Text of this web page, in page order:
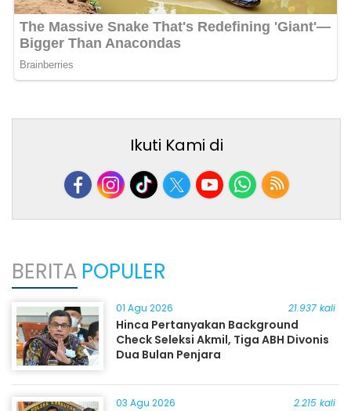
Ikuti Kami di
BERITA POPULER
01 Agu 2026 21.937 kali
Hinca Pertanyakan Background
Check Seleksi Akmil, Tiga ABH Divonis
Dua Bulan Penjara
03 Agu 2026 2.215 kali